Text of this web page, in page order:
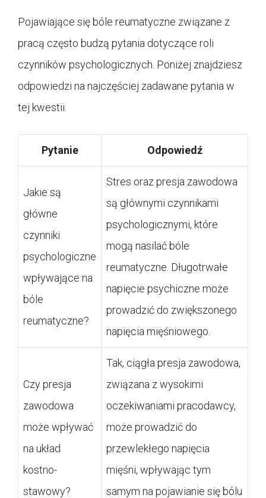
Pojawiające się bóle reumatyczne związane z
pracą często budzą pytania dotyczące roli
czynników psychologicznych. Poniżej znajdziesz
odpowiedzi na najczęściej zadawane pytania w
tej kwestii.
Pytanie Odpowiedź
Jakie są
główne
czynniki
psychologiczne
wpływające na
bóle
reumatyczne?
Stres oraz presja zawodowa
są głównymi czynnikami
psychologicznymi, które
mogą nasilać bóle
reumatyczne. Długotrwałe
napięcie psychiczne może
prowadzić do zwiększonego
napięcia mięśniowego.
Czy presja
zawodowa
może wpływać
na układ
kostno-
stawowy?
Tak, ciągła presja zawodowa,
związana z wysokimi
oczekiwaniami pracodawcy,
może prowadzić do
przewlekłego napięcia
mięśni, wpływając tym
samym na pojawianie się bólu